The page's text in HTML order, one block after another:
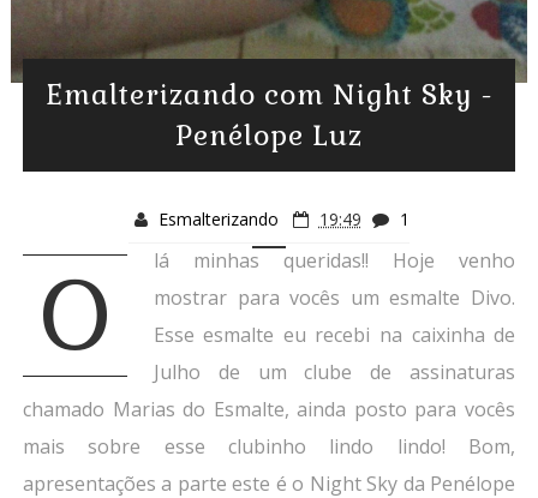
Emalterizando com Night Sky -
Penélope Luz
Esmalterizando 19:49 1
O
lá minhas queridas!! Hoje venho
mostrar para vocês um esmalte Divo.
Esse esmalte eu recebi na caixinha de
Julho de um clube de assinaturas
chamado Marias do Esmalte, ainda posto para vocês
mais sobre esse clubinho lindo lindo! Bom,
apresentações a parte este é o Night Sky da Penélope